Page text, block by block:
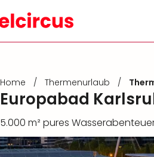
Home / Thermenurlaub /
Europabad
5.000 m² pures